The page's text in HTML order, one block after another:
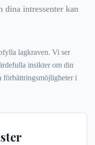
dina intressenter kan
lagkraven. Vi ser
insikter om din
förbättringsmöjligheter i